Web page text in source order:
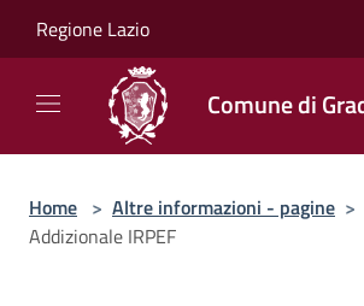
Regione Lazio
Comune di
Home > Altre informazioni - pagine >
Addizionale IRPEF